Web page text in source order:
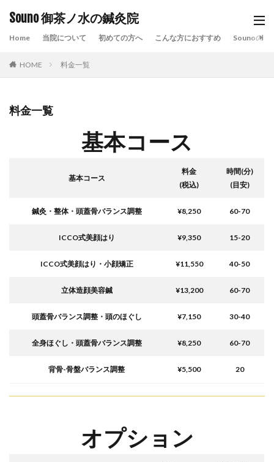
Souno 御茶ノ水の鍼灸院
Home 当院について 初めての方へ こんな方におすすめ Sounoの特
HOME 料金一覧
料金一覧
基本コース
基本コース
料金
(税込)
時間(分)
(目安)
鍼灸・整体・頭蓋骨バランス調整 ¥8,250 60-70
ICCO式美顔はり ¥9,350 15-20
ICCO式美顔はり・小顔矯正 ¥11,550 40-50
立体造顔美容鍼 ¥13,200 60-70
頭蓋骨バランス調整・頭のほぐし ¥7,150 30-40
全身ほぐし・頭蓋骨バランス調整 ¥8,250 60-70
背骨-骨盤バランス調整 ¥5,500 20
オプション